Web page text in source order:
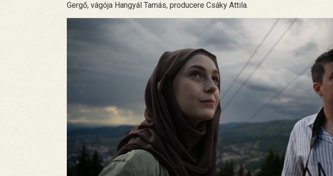
Gergő, vágója Hangyál Tamás, producere Csáky Attila.